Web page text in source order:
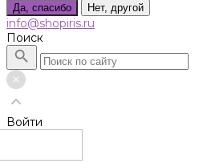
Да, спасибо Нет, другой
info@shopiris.ru
Поиск
Войти